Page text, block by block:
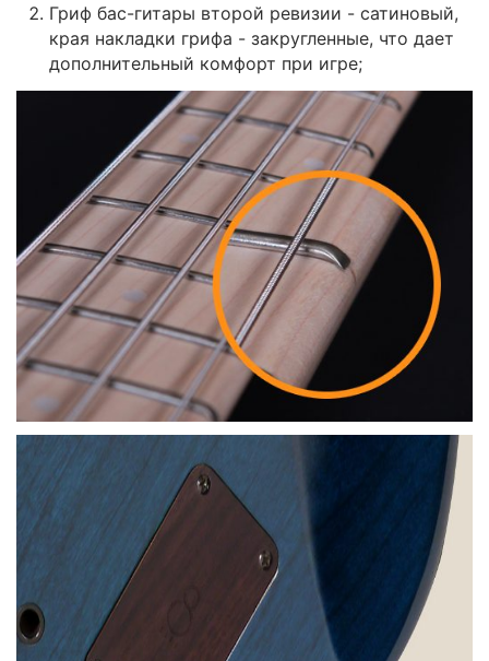
Гриф бас-гитары второй ревизии - сатиновый,
края накладки грифа - закругленные, что дает
дополнительный комфорт при игре;